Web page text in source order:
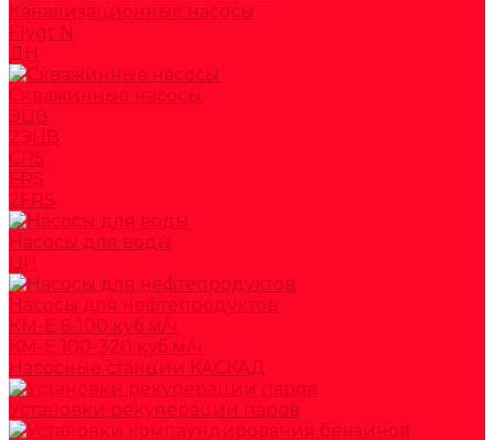
Канализационные насосы
Flygt N
ДН
Скважинные насосы
ЭЦВ
2ЭЦВ
CRS
FRS
2FRS
Насосы для воды
ЦН
Насосы для нефтепродуктов
КМ-Е 6-100 куб.м/ч
КМ-Е 100-320 куб.м/ч
Насосные станции КАСКАД
Установки рекуперации паров